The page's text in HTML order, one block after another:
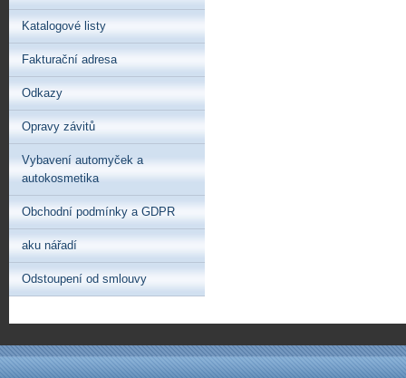
Katalogové listy
Fakturační adresa
Odkazy
Opravy závitů
Vybavení automyček a
autokosmetika
Obchodní podmínky a GDPR
aku nářadí
Odstoupení od smlouvy